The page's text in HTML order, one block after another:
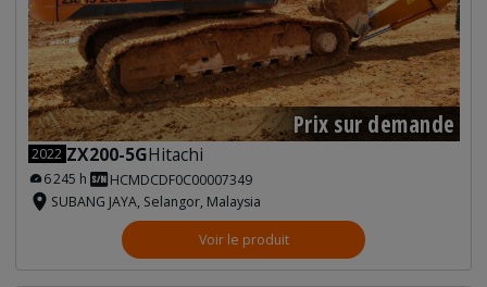
Prix sur demande
2022 ZX200-5GHitachi
6 245 h
HCMDCDF0C00007349
SUBANG JAYA, Selangor, Malaysia
Voir le produit